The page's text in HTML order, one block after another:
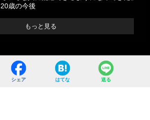
20歳の今後
もっと見る
シェア はてな 送る